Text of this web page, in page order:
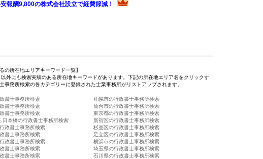
報酬9,800の株式会社設立で経費節減！
の所在地エリアキーワード一覧】
以外にも検索実績のある所在地キーワードがあります。下記の所在地エリア名をクリックす
事務所検索の各カテゴリーに登録された士業事務所がリストアップされます。
書士事務所検索
札幌市の行政書士事務所検索
書士事務所検索
仙台市の行政書士事務所検索
書士事務所検索
東京都の行政書士事務所検索
日本橋の行政書士事務所検索
新宿区の行政書士事務所検索
政書士事務所検索
杉並区の行政書士事務所検索
書士事務所検索
足立区の行政書士事務所検索
政書士事務所検索
横浜市の行政書士事務所検索
書士事務所検索
埼玉県の行政書士事務所検索
書士事務所検索
石川県の行政書士事務所検索